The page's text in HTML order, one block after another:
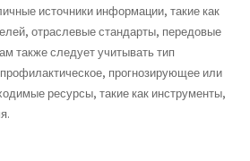
источники информации, такие как
отраслевые стандарты, передовые
также следует учитывать тип
прогнозирующее или
ресурсы, такие как инструменты,